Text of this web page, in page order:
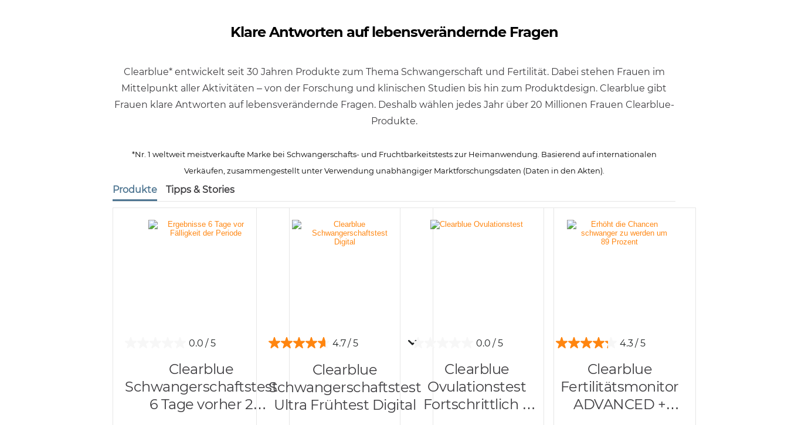
Klare Antworten auf lebensverändernde Fragen
Clearblue* entwickelt seit 30 Jahren Produkte zum Thema Schwangerschaft und Fertilität. Dabei stehen Frauen im
Mittelpunkt aller Aktivitäten – von der Forschung und klinischen Studien bis hin zum Produktdesign. Clearblue gibt
Frauen klare Antworten auf lebensverändernde Fragen. Deshalb wählen jedes Jahr über 20 Millionen Frauen Clearblue-
Produkte.
*Nr. 1 weltweit meistverkaufte Marke bei Schwangerschafts- und Fruchtbarkeitstests zur Heimanwendung. Basierend auf internationalen
Verkäufen, zusammengestellt unter Verwendung unabhängiger Marktforschungsdaten (Daten in den Akten).
Produkte Tipps & Stories
0.0
Clearblue
Schwangerschaftstest
6 Tage vorher 2
4.7
Clearblue
Schwangerschaftstest
Ultra Frühtest Digital
0.0
Clearblue
Ovulationstest
Fortschrittlich &
4.3
Clearblue
Fertilitätsmonitor
ADVANCED +